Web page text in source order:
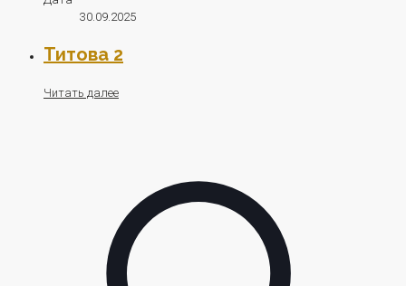
30.09.2025
Титова 2
Читать далее